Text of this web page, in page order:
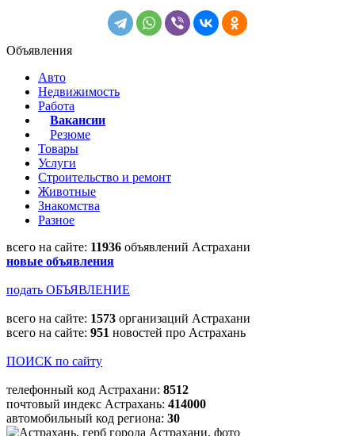
Объявления
Авто
Недвижимость
Работа
Вакансии
Резюме
Товары
Услуги
Строительство и ремонт
Животные
Знакомства
Разное
всего на сайте: 11936 объявлений Астрахани
новые объявления
подать ОБЪЯВЛЕНИЕ
всего на сайте: 1573 организаций Астрахани
всего на сайте: 951 новостей про Астрахань
ПОИСК по сайту
телефонный код Астрахани: 8512
почтовый индекс Астрахань: 414000
автомобильный код региона: 30